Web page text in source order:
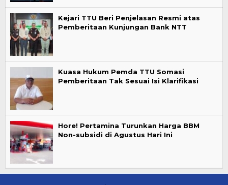
Kejari TTU Beri Penjelasan Resmi atas
Pemberitaan Kunjungan Bank NTT
Kuasa Hukum Pemda TTU Somasi
Pemberitaan Tak Sesuai Isi Klarifikasi
Hore! Pertamina Turunkan Harga BBM
Non-subsidi di Agustus Hari Ini